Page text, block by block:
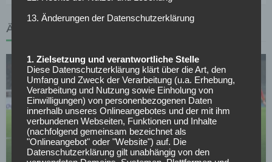
ÄHNLICHE ARTIKEL
BORUSSIA DORTMUND
Verkündung noch heute: BVB-Transfer kurz vor
Abschluss
13. Änderungen der Datenschutzerklärung
1. Zielsetzung und verantwortliche Stelle
Diese Datenschutzerklärung klärt über die Art, den
Umfang und Zweck der Verarbeitung (u.a. Erhebung,
Verarbeitung und Nutzung sowie Einholung von
Einwilligungen) von personenbezogenen Daten
innerhalb unseres Onlineangebotes und der mit ihm
verbundenen Webseiten, Funktionen und Inhalte
(nachfolgend gemeinsam bezeichnet als
"Onlineangebot" oder "Website") auf. Die
Datenschutzerklärung gilt unabhängig von den